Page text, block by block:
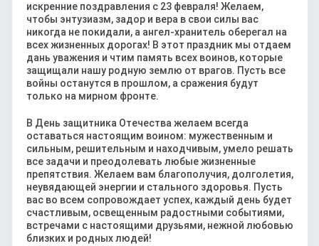
искренние поздравления с 23 февраля! Желаем,
чтобы энтузиазм, задор и вера в свои силы вас
никогда не покидали, а ангел-хранитель оберегал на
всех жизненных дорогах! В этот праздник мы отдаем
дань уважения и чтим память всех воинов, которые
защищали нашу родную землю от врагов. Пусть все
войны останутся в прошлом, а сражения будут
только на мирном фронте.
В День защитника Отечества желаем всегда
оставаться настоящим воином: мужественным и
сильным, решительным и находчивым, умело решать
все задачи и преодолевать любые жизненные
препятствия. Желаем вам благополучия, долголетия,
неувядающей энергии и стального здоровья. Пусть
вас во всем сопровождает успех, каждый день будет
счастливым, освещенным радостными событиями,
встречами с настоящими друзьями, нежной любовью
близких и родных людей!